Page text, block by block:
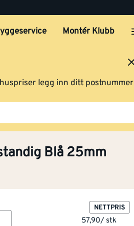
Montér Klubb
legg inn ditt postnummer
Blå 25mm
NETTPRIS
57,90/ stk